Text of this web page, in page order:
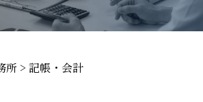
所 > 記帳・会計